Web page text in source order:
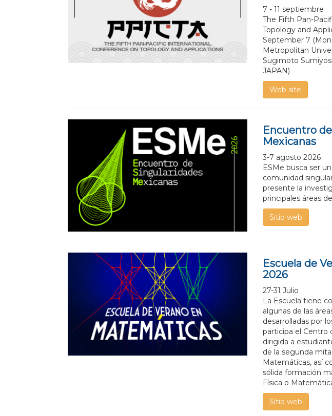
7 - 11 septiembre
The Fifth Pan-
Topology and
September 7
Metropolitan
Sugimoto
JAPAN)
Web site
Encuentro
Mexicanas
3-7 agosto 2026
ESMe busca ser
comunidad
presente la
principales áreas
Sitio web
Escuela de
2026
27-31 Julio
La Escuela tiene
algunas de las
desarrolladas por
participa el Centro
dirigida a
de la segunda
Matemáticas, así
sólida formación
Física o
Sitio web